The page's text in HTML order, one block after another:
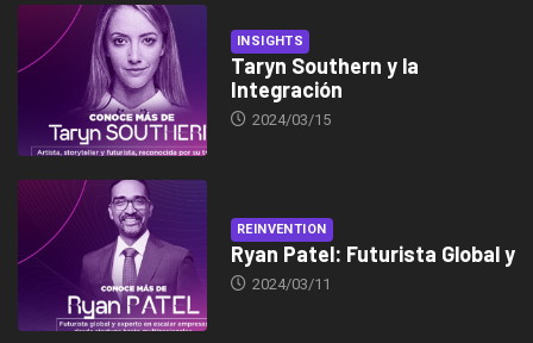
INSIGHTS
Taryn Southern y la
Integración
2024/03/15
REINVENTION
Ryan Patel: Futurista Global y
2024/03/11